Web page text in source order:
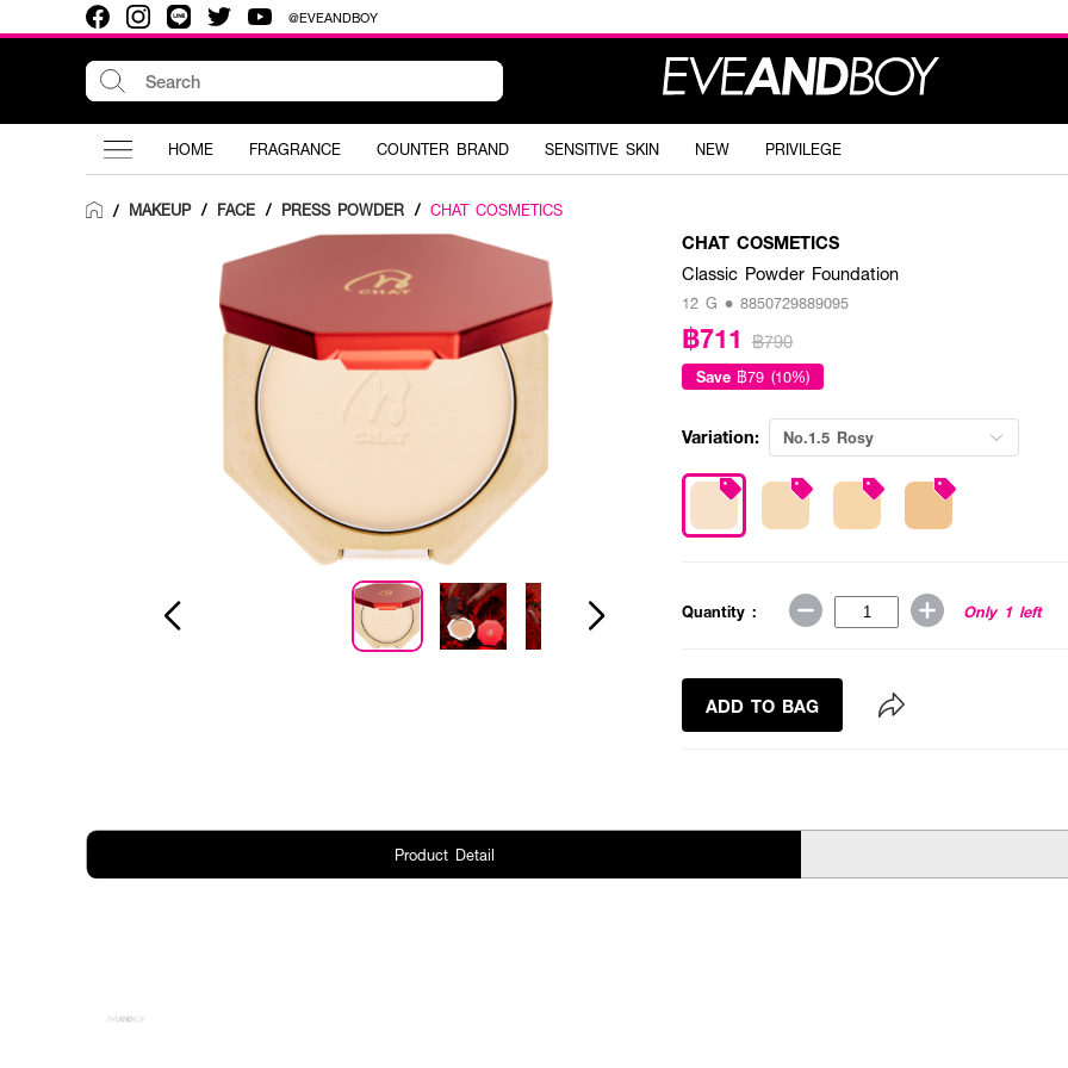
@EVEANDBOY
HOME FRAGRANCE COUNTER BRAND SENSITIVE SKIN NEW PRIVILEGE
/ MAKEUP / FACE / PRESS POWDER / CHAT COSMETICS
CHAT COSMETICS
Classic Powder Foundation
12 G • 8850729889095
฿711 ฿790
Save ฿79 (10%)
Variation: No.1.5 Rosy
Quantity : Only 1 left
ADD TO BAG
Product Detail